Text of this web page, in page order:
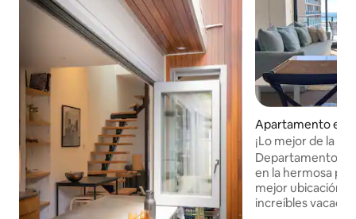
Apartamento en
¡Lo mejor de la
ballenas desde el
Departamento
en la hermosa
mejor ubicación
increíbles